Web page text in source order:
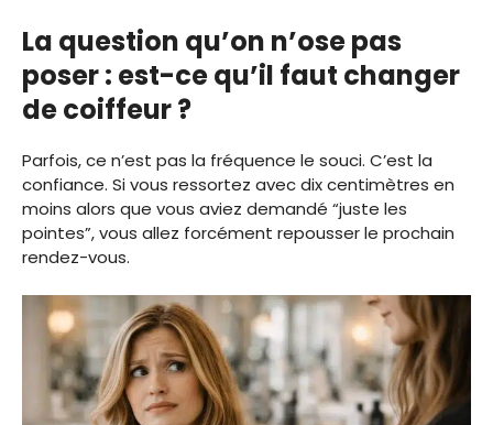
La question qu’on n’ose pas
poser : est-ce qu’il faut changer
de coiffeur ?
Parfois, ce n’est pas la fréquence le souci. C’est la
confiance. Si vous ressortez avec dix centimètres en
moins alors que vous aviez demandé “juste les
pointes”, vous allez forcément repousser le prochain
rendez-vous.